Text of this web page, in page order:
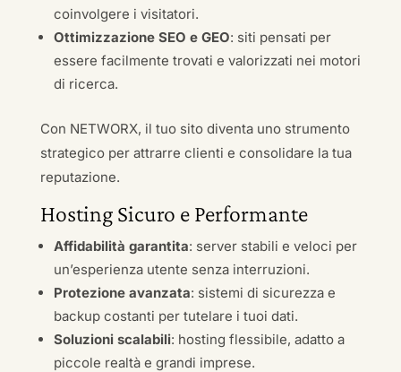
coinvolgere i visitatori.
Ottimizzazione SEO e GEO: siti pensati per
essere facilmente trovati e valorizzati nei motori
di ricerca.
Con NETWORX, il tuo sito diventa uno strumento
strategico per attrarre clienti e consolidare la tua
reputazione.
Hosting Sicuro e Performante
Affidabilità garantita: server stabili e veloci per
un’esperienza utente senza interruzioni.
Protezione avanzata: sistemi di sicurezza e
backup costanti per tutelare i tuoi dati.
Soluzioni scalabili: hosting flessibile, adatto a
piccole realtà e grandi imprese.